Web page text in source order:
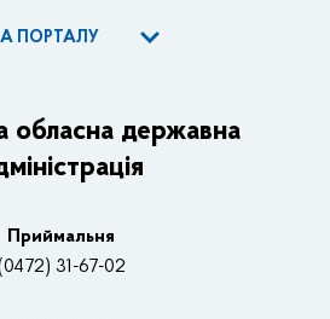
ПОРТАЛУ
адміністрації
нормативно-правові засади
Нагороди
обласна державна
Приймальня
31-67-02